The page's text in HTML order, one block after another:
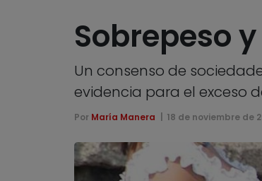
Sobrepeso
Un consenso de
evidencia para el exceso
Por María Manera 18 de noviembre de